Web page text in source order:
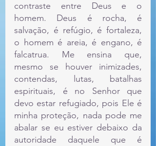
contraste entre Deus e o
homem. Deus é rocha, é
salvação, é refúgio, é fortaleza,
o homem é areia, é engano, é
falcatrua. Me ensina que,
mesmo se houver inimizades,
contendas, lutas, batalhas
espirituais, é no Senhor que
devo estar refugiado, pois Ele é
minha proteção, nada pode me
abalar se eu estiver debaixo da
autoridade daquele que é